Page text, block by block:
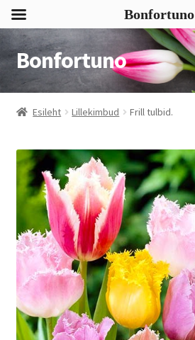
Liigu
navigeerimisele
Liigu
sisu
juurde
Bonfortuno
Esileht Lillekimbud Frill tulbid.
Bonfortuno